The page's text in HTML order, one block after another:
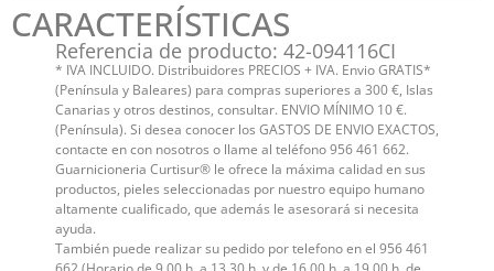
CARACTERÍSTICAS
Referencia de producto: 42-094116CI
* IVA INCLUIDO. Distribuidores PRECIOS + IVA. Envio GRATIS*
(Península y Baleares) para compras superiores a 300 €, Islas
Canarias y otros destinos, consultar. ENVIO MÍNIMO 10 €.
(Península). Si desea conocer los GASTOS DE ENVIO EXACTOS,
contacte en con nosotros o llame al teléfono 956 461 662.
Guarnicioneria Curtisur® le ofrece la máxima calidad en sus
productos, pieles seleccionadas por nuestro equipo humano
altamente cualificado, que además le asesorará si necesita
ayuda.
También puede realizar su pedido por telefono en el 956 461